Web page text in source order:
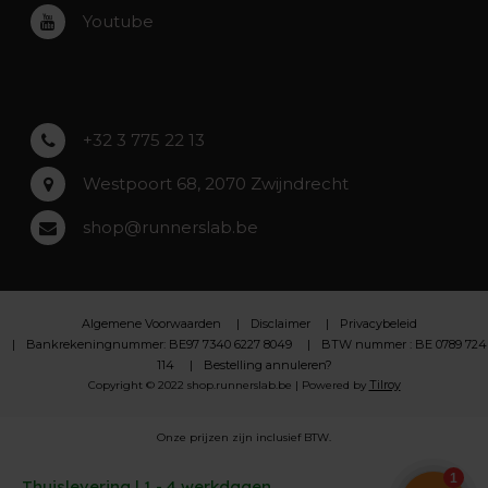
Asse
Youtube
+32 3 775 22 13
Westpoort 68, 2070 Zwijndrecht
shop@runnerslab.be
Algemene Voorwaarden Disclaimer
Privacybeleid
Bankrekeningnummer: BE97 7340 6227 8049
BTW nummer : BE 0789 724
114
Bestelling annuleren?
Copyright © 2022 shop.runnerslab.be | Powered by Tilroy
Onze prijzen zijn inclusief BTW.